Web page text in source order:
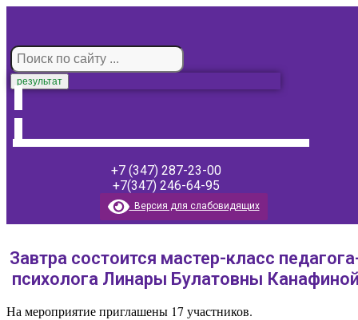
результат
+7 (347) 287-23-00
+7(347) 246-64-95
Версия для слабовидящих
Завтра состоится мастер-класс
психолога Линары Булатовны
На мероприятие приглашены 17 участников.